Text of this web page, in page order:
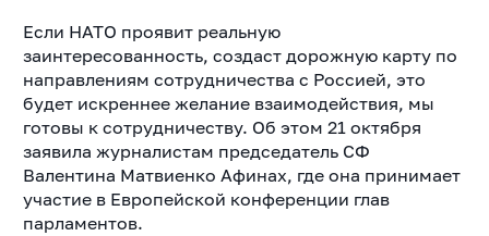
Если НАТО проявит реальную
заинтересованность, создаст дорожную карту по
направлениям сотрудничества с Россией, это
будетискреннее желание взаимодействия, мы
готовы к сотрудничеству. Об этом 21 октября
заявила журналистам председатель СФ
Валентина Матвиенко Афинах, где она принимает
участие в Европейской конференции глав
парламентов.